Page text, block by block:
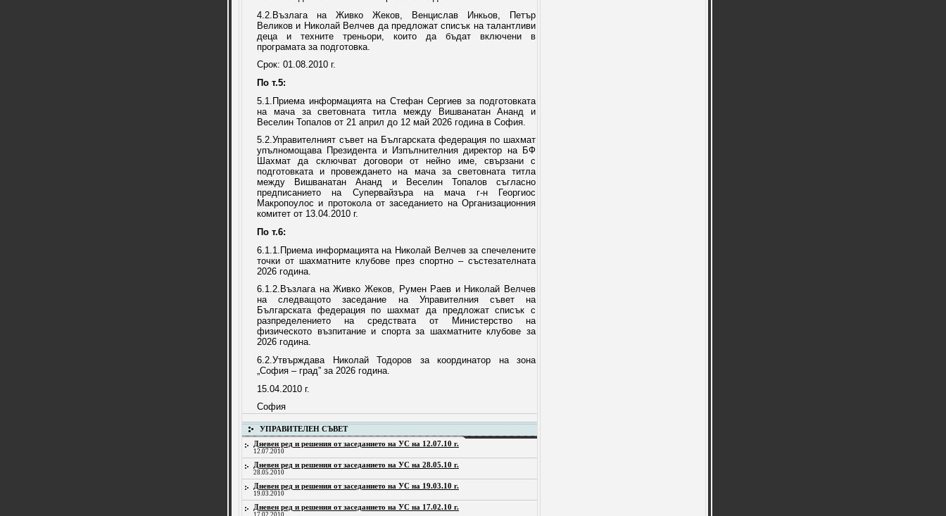
4.2.Възлага на Живко Жеков, Венцислав Инкьов, Петър
Великов и Николай Велчев да предложат списък на талантливи
деца и техните треньори, които да бъдат включени в
програмата за подготовка.
Срок: 01.08.2010 г.
По т.5:
5.1.Приема информацията на Стефан Сергиев за подготовката
на мача за световната титла между Вишванатан Ананд и
Веселин Топалов от 21 април до 12 май 2026 година в София.
5.2.Управителният съвет на Българската федерация по шахмат
упълномощава Президента и Изпълнителния директор на БФ
Шахмат да сключват договори от нейно име, свързани с
подготовката и провеждането на мача за световната титла
между Вишванатан Ананд и Веселин Топалов съгласно
предписанието на Супервайзъра на мача г-н Георгиос
Макропоулос и протокола от заседанието на Организационния
комитет от 13.04.2010 г.
По т.6:
6.1.1.Приема информацията на Николай Велчев за спечелените
точки от шахматните клубове през спортно – състезателната
2026 година.
6.1.2.Възлага на Живко Жеков, Румен Раев и Николай Велчев
на следващото заседание на Управителния съвет на
Българската федерация по шахмат да предложат списък с
разпределението на средствата от Министерство на
физическото възпитание и спорта за шахматните клубове за
2026 година.
6.2.Утвърждава Николай Тодоров за координатор на зона
„София – град” за 2026 година.
15.04.2010 г.
София
УПРАВИТЕЛЕН СЪВЕТ
Дневен ред и решения от заседанието на УС на 12.07.10 г.
12.07.2010
Дневен ред и решения от заседанието на УС на 28.05.10 г.
28.05.2010
Дневен ред и решения от заседанието на УС на 19.03.10 г.
19.03.2010
Дневен ред и решения от заседанието на УС на 17.02.10 г.
17.02.2010